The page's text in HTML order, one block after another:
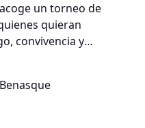
un torneo de
quieran
convivencia y
de la